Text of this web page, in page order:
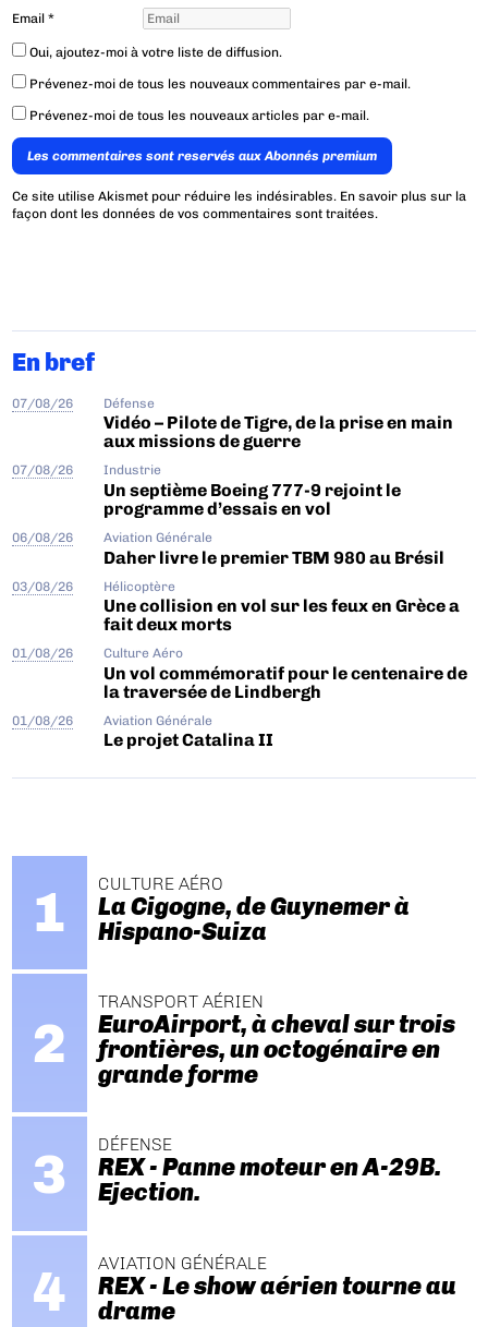
Email*
Oui, ajoutez-moi à votre liste de diffusion.
Prévenez-moi de tous les nouveaux commentaires par e-mail.
Prévenez-moi de tous les nouveaux articles par e-mail.
Les commentaires sont reservés aux Abonnés premium
Ce site utilise Akismet pour réduire les indésirables. En savoir plus sur la
façon dont les données de vos commentaires sont traitées.
En bref
07/08/26 Défense
Vidéo – Pilote de Tigre, de la prise en main
aux missions de guerre
07/08/26 Industrie
Un septième Boeing 777-9 rejoint le
programme d’essais en vol
06/08/26 Aviation Générale
Daher livre le premier TBM 980 au Brésil
03/08/26 Hélicoptère
Une collision en vol sur les feux en Grèce a
fait deux morts
01/08/26 Culture Aéro
Un vol commémoratif pour le centenaire de
la traversée de Lindbergh
01/08/26 Aviation Générale
Le projet Catalina II
CULTURE AÉRO
La Cigogne, de Guynemer à
Hispano-Suiza
TRANSPORT AÉRIEN
EuroAirport, à cheval sur trois
frontières, un octogénaire en
grande forme
DÉFENSE
REX - Panne moteur en A-29B.
Ejection.
AVIATION GÉNÉRALE
REX - Le show aérien tourne au
drame